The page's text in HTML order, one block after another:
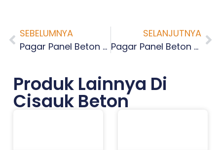
SEBELUMNYA
Pagar Panel Beton Terdekat Halim Perdana Kusuma Jakarta
SELANJUTNYA
Pagar Panel Beton Terdekat Pinang Ranti Jakarta
Produk Lainnya Di
Cisauk Beton